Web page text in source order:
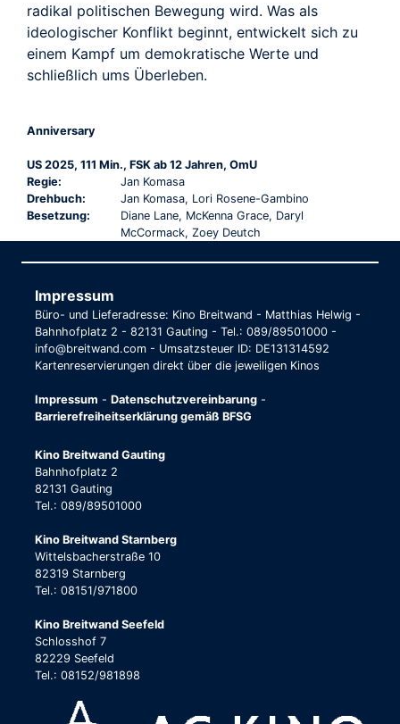
radikal politischen Bewegung wird. Was als
ideologischer Konflikt beginnt, entwickelt sich zu
einem Kampf um demokratische Werte und
schließlich ums Überleben.
Anniversary
US 2025, 111 Min., FSK ab 12 Jahren, OmU
Regie:
Jan Komasa
Drehbuch:
Jan Komasa, Lori Rosene-Gambino
Besetzung:
Diane Lane, McKenna Grace, Daryl
McCormack, Zoey Deutch
Impressum
Büro- und Lieferadresse: Kino Breitwand - Matthias Helwig -
Bahnhofplatz 2 - 82131 Gauting - Tel.: 089/89501000 -
info@breitwand.com - Umsatzsteuer ID: DE131314592
Kartenreservierungen direkt über die jeweiligen Kinos
Impressum - Datenschutzvereinbarung -
Barrierefreiheitserklärung gemäß BFSG
Kino Breitwand Gauting
Bahnhofplatz 2
82131 Gauting
Tel.: 089/89501000
Kino Breitwand Starnberg
Wittelsbacherstraße 10
82319 Starnberg
Tel.: 08151/971800
Kino Breitwand Seefeld
Schlosshof 7
82229 Seefeld
Tel.: 08152/981898